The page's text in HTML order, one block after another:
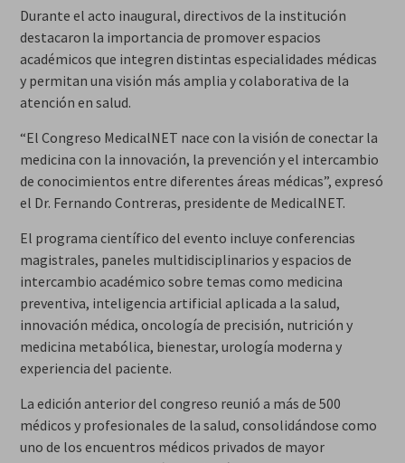
Durante el acto inaugural, directivos de la institución
destacaron la importancia de promover espacios
académicos que integren distintas especialidades médicas
y permitan una visión más amplia y colaborativa de la
atención en salud.
“El Congreso MedicalNET nace con la visión de conectar la
medicina con la innovación, la prevención y el intercambio
de conocimientos entre diferentes áreas médicas”, expresó
el Dr. Fernando Contreras, presidente de MedicalNET.
El programa científico del evento incluye conferencias
magistrales, paneles multidisciplinarios y espacios de
intercambio académico sobre temas como medicina
preventiva, inteligencia artificial aplicada a la salud,
innovación médica, oncología de precisión, nutrición y
medicina metabólica, bienestar, urología moderna y
experiencia del paciente.
La edición anterior del congreso reunió a más de 500
médicos y profesionales de la salud, consolidándose como
uno de los encuentros médicos privados de mayor